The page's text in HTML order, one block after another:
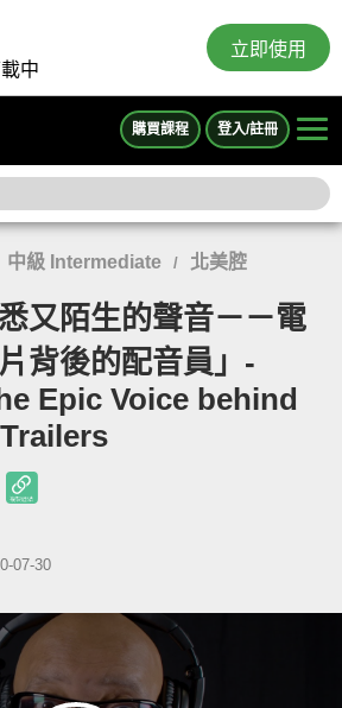
中
立即使用
購買課程 登入/註冊
中級 Intermediate / 北美腔
悉又陌生的聲音－－電
背後的配音員」-
Epic Voice behind
07-30